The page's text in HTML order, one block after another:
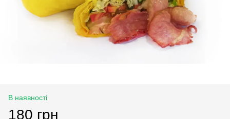
В наявності
180 грн